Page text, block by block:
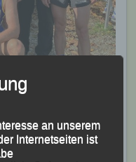
Sarah Goller,
Jonas Storch,
an unserem
Internetseiten ist